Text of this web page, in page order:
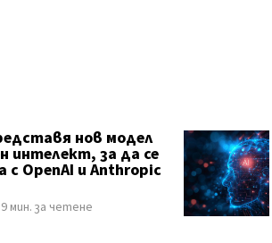
нов модел
интелект, за да се
с OpenAI и Anthropic
9 мин. за четене